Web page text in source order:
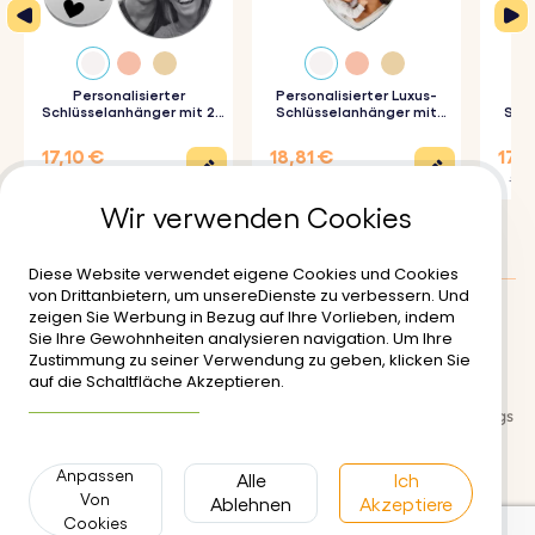
♥ Perfekte Geschenkidee:
Schlüsselanhänger ist ein ideales Geschenk für
Geburtstage, Hochzeiten, Valentinstag oder als
besonderes Paargeschenk. Dank der individuellen Gravur
♥ Personalisierungsoptionen:Füge eine Wunschgravur,
der Rückseite des Schlüsselanhängers hinzu, um ihn
noch persönlicher zu gestalten.
♥ Stilvoll und Praktisch:Der kompakte Holz-
Abnutzungserscheinungen. Der montierte Schlüsselring
in Altmessingoptik sorgt dafür, dass der Anhänger sicher
Personalisierter
Schlüsselanhänger mit 2
17,10 €
Personalisierter Luxus-
Schlüsselanhänger mit
18,81 €
Lieferung
Nutzungsbedinungen
Sichere zahlungsabwicklung
Rückgabe- und Rückerstattungs
Datenschutzerklärung
Kundenbewertungen: 4.5/5
Wir verwenden Cookies
Diese Website verwendet eigene Cookies und Cookies
von Drittanbietern, um unsereDienste zu verbessern. Und
zeigen Sie Werbung in Bezug auf Ihre Vorlieben, indem
Sie Ihre Gewohnheiten analysieren navigation. Um Ihre
Zustimmung zu seiner Verwendung zu geben, klicken Sie
auf die Schaltfläche Akzeptieren.
Anpassen
Von
Cookies
Alle
Ablehnen
Ich
Akzeptiere